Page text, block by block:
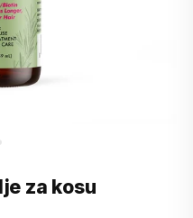
za kosu